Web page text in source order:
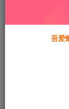
黄金会
本站所有资
吾爱